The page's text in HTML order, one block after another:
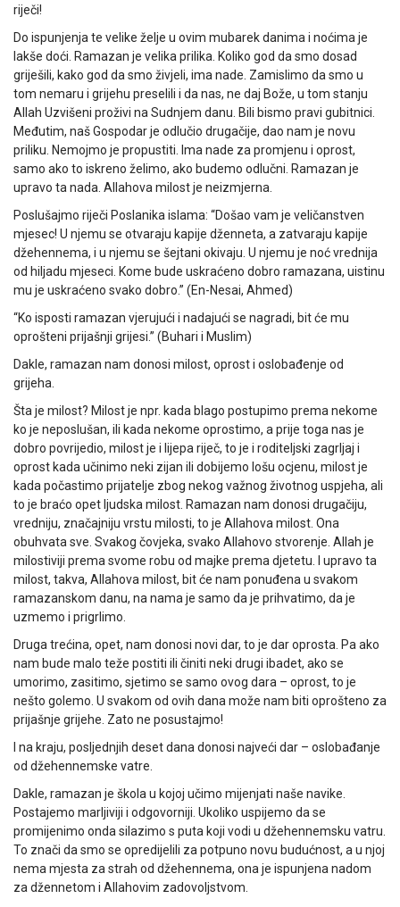
riječi!
Do ispunjenja te velike želje u ovim mubarek danima i noćima je
lakše doći. Ramazan je velika prilika. Koliko god da smo dosad
griješili, kako god da smo živjeli, ima nade. Zamislimo da smo u
tom nemaru i grijehu preselili i da nas, ne daj Bože, u tom stanju
Allah Uzvišeni proživi na Sudnjem danu. Bili bismo pravi gubitnici.
Međutim, naš Gospodar je odlučio drugačije, dao nam je novu
priliku. Nemojmo je propustiti. Ima nade za promjenu i oprost,
samo ako to iskreno želimo, ako budemo odlučni. Ramazan je
upravo ta nada. Allahova milost je neizmjerna.
Poslušajmo riječi Poslanika islama: “Došao vam je veličanstven
mjesec! U njemu se otvaraju kapije dženneta, a zatvaraju kapije
džehennema, i u njemu se šejtani okivaju. U njemu je noć vrednija
od hiljadu mjeseci. Kome bude uskraćeno dobro ramazana, uistinu
mu je uskraćeno svako dobro.” (En-Nesai, Ahmed)
“Ko isposti ramazan vjerujući i nadajući se nagradi, bit će mu
oprošteni prijašnji grijesi.” (Buhari i Muslim)
Dakle, ramazan nam donosi milost, oprost i oslobađenje od
grijeha.
Šta je milost? Milost je npr. kada blago postupimo prema nekome
ko je neposlušan, ili kada nekome oprostimo, a prije toga nas je
dobro povrijedio, milost je i lijepa riječ, to je i roditeljski zagrljaj i
oprost kada učinimo neki zijan ili dobijemo lošu ocjenu, milost je
kada počastimo prijatelje zbog nekog važnog životnog uspjeha, ali
to je braćo opet ljudska milost. Ramazan nam donosi drugačiju,
vredniju, značajniju vrstu milosti, to je Allahova milost. Ona
obuhvata sve. Svakog čovjeka, svako Allahovo stvorenje. Allah je
milostiviji prema svome robu od majke prema djetetu. I upravo ta
milost, takva, Allahova milost, bit će nam ponuđena u svakom
ramazanskom danu, na nama je samo da je prihvatimo, da je
uzmemo i prigrlimo.
Druga trećina, opet, nam donosi novi dar, to je dar oprosta. Pa ako
nam bude malo teže postiti ili činiti neki drugi ibadet, ako se
umorimo, zasitimo, sjetimo se samo ovog dara – oprost, to je
nešto golemo. U svakom od ovih dana može nam biti oprošteno za
prijašnje grijehe. Zato ne posustajmo!
I na kraju, posljednjih deset dana donosi najveći dar – oslobađanje
od džehennemske vatre.
Dakle, ramazan je škola u kojoj učimo mijenjati naše navike.
Postajemo marljiviji i odgovorniji. Ukoliko uspijemo da se
promijenimo onda silazimo s puta koji vodi u džehennemsku vatru.
To znači da smo se opredijelili za potpuno novu budućnost, a u njoj
nema mjesta za strah od džehennema, ona je ispunjena nadom
za džennetom i Allahovim zadovoljstvom.